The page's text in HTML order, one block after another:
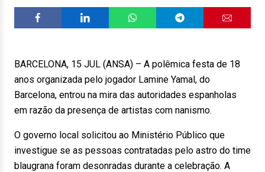
BARCELONA, 15 JUL (ANSA) – A polêmica festa de 18
anos organizada pelo jogador Lamine Yamal, do
Barcelona, entrou na mira das autoridades espanholas
em razão da presença de artistas com nanismo.
O governo local solicitou ao Ministério Público que
investigue se as pessoas contratadas pelo astro do time
blaugrana foram desonradas durante a celebração. A